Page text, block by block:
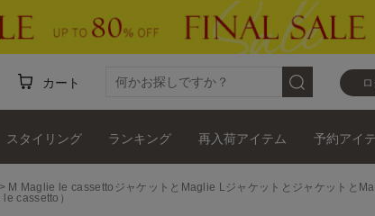
カート
スタイリング ランキング 再入荷アイテム 予約アイ
M Maglie le cassettoジャケットとMaglie Lジャケットとジャケットと
cassetto）